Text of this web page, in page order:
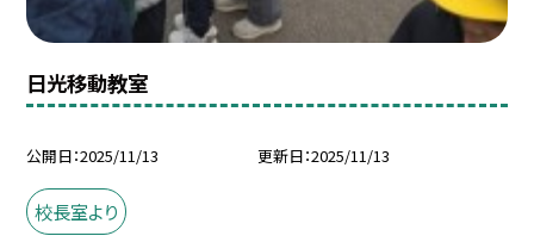
日光移動教室
公開日 2025/11/13 更新日 2025/11/13
校長室より